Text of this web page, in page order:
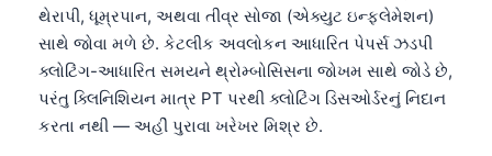
થેરાપી, ધૂમ્રપાન, અથવા તીવ્ર સોજા (એક્યુટ ઇન્ફ્લેમેશન)
સાથે જોવા મળે છે. કેટલીક અવલોકન આધારિત પેપર્સ ઝડપી
ક્લોટિંગ-આધારિત સમયને થ્રોમ્બોસિસના જોખમ સાથે જોડે છે,
પરંતુ ક્લિનિશિયન માત્ર PT પરથી ક્લોટિંગ ડિસઓર્ડરનું નિદાન
કરતા નથી — અહીં પુરાવા ખરેખર મિશ્ર છે.